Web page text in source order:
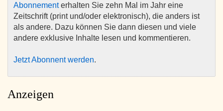
Abonnementerhalten Sie zehn Mal im Jahr eine
Zeitschrift (print und/oder elektronisch), die anders ist
als andere. Dazu können Sie dann diesen und viele
andere exklusive Inhalte lesen und kommentieren.
Jetzt Abonnent werden.
Anzeigen